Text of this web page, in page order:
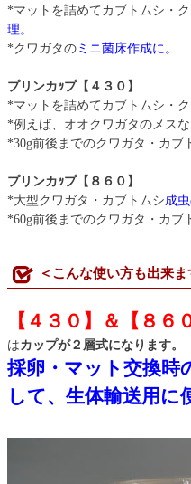
*マットを詰めてカブトムシ・
理。
*クワガタの ミニ菌床作成に。
プリンカｯプ【４３０】
*マットを詰めてカブトムシ・
*例えば、オオクワガタのメス
*30g前後までのクワガタ・カブ
プリンカｯプ【８６０】
*大型クワガタ・カブトムシ成
*60g前後までのクワガタ・カブ
＜こんな使い方も出来ま
【４３０】＆【８６
はカップが２層式になります。
採卵・マット交換時
して、生体輸送用に